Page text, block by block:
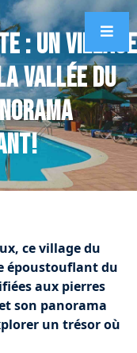
: un village
vallée du
ce village du
époustouflant du
aux pierres
son panorama
un trésor où